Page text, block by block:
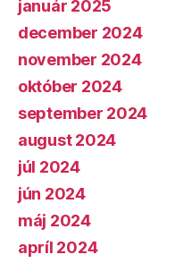
január 2025
december 2024
november 2024
október 2024
september 2024
august 2024
júl 2024
jún 2024
máj 2024
apríl 2024